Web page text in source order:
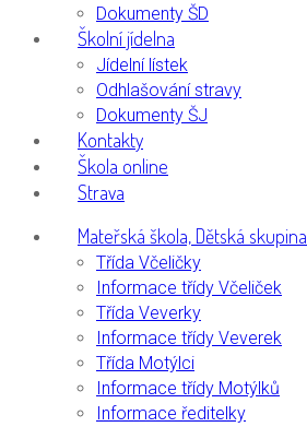
Dokumenty ŠD
Školní jídelna
Jídelní lístek
Odhlašování stravy
Dokumenty ŠJ
Kontakty
Škola online
Strava
Mateřská škola, Dětská skupina
Třída Včeličky
Informace třídy Včeliček
Třída Veverky
Informace třídy Veverek
Třída Motýlci
Informace třídy Motýlků
Informace ředitelky